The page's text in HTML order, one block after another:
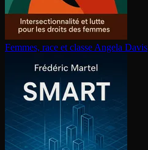
Femmes, race et classe Angela Davis